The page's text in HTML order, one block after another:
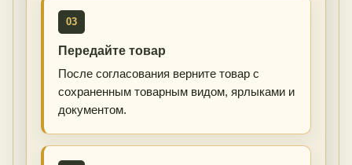
03
Передайте товар
После согласования верните товар с
сохраненным товарным видом, ярлыками и
документом.